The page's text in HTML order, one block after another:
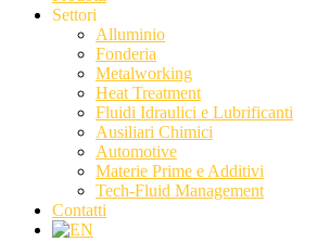
Settori
Alluminio
Fonderia
Metalworking
Heat Treatment
Fluidi Idraulici e Lubrificanti
Ausiliari Chimici
Automotive
Materie Prime e Additivi
Tech-Fluid Management
Contatti